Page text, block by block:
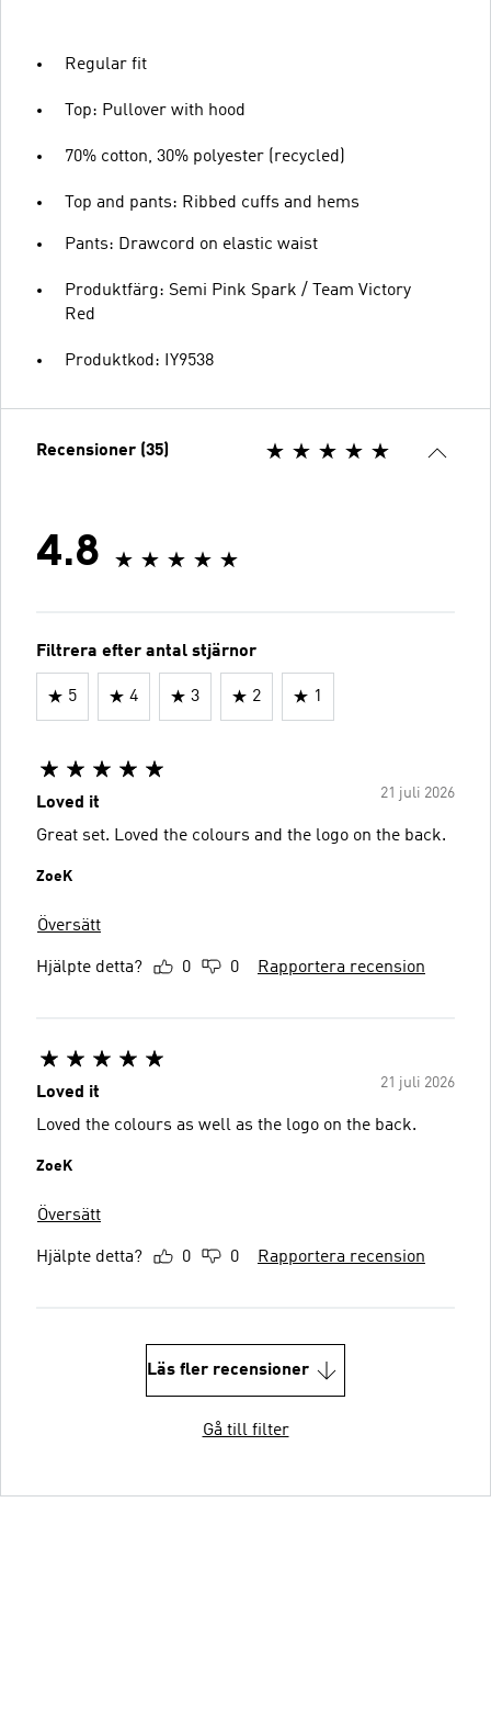
Regular fit
Top: Pullover with hood
70% cotton, 30% polyester (recycled)
Top and pants: Ribbed cuffs and hems
Pants: Drawcord on elastic waist
Produktfärg: Semi Pink Spark / Team Victory
Red
Produktkod: IY9538
Recensioner (35)
4.8
Filtrera efter antal stjärnor
5 4 3 2 1
21 juli 2026
Loved it
Great set. Loved the colours and the logo on the back.
ZoeK
Översätt
Hjälpte detta? 0 0 Rapportera recension
21 juli 2026
Loved it
Loved the colours as well as the logo on the back.
ZoeK
Översätt
Hjälpte detta? 0 0 Rapportera recension
Läs fler recensioner
Gå till filter